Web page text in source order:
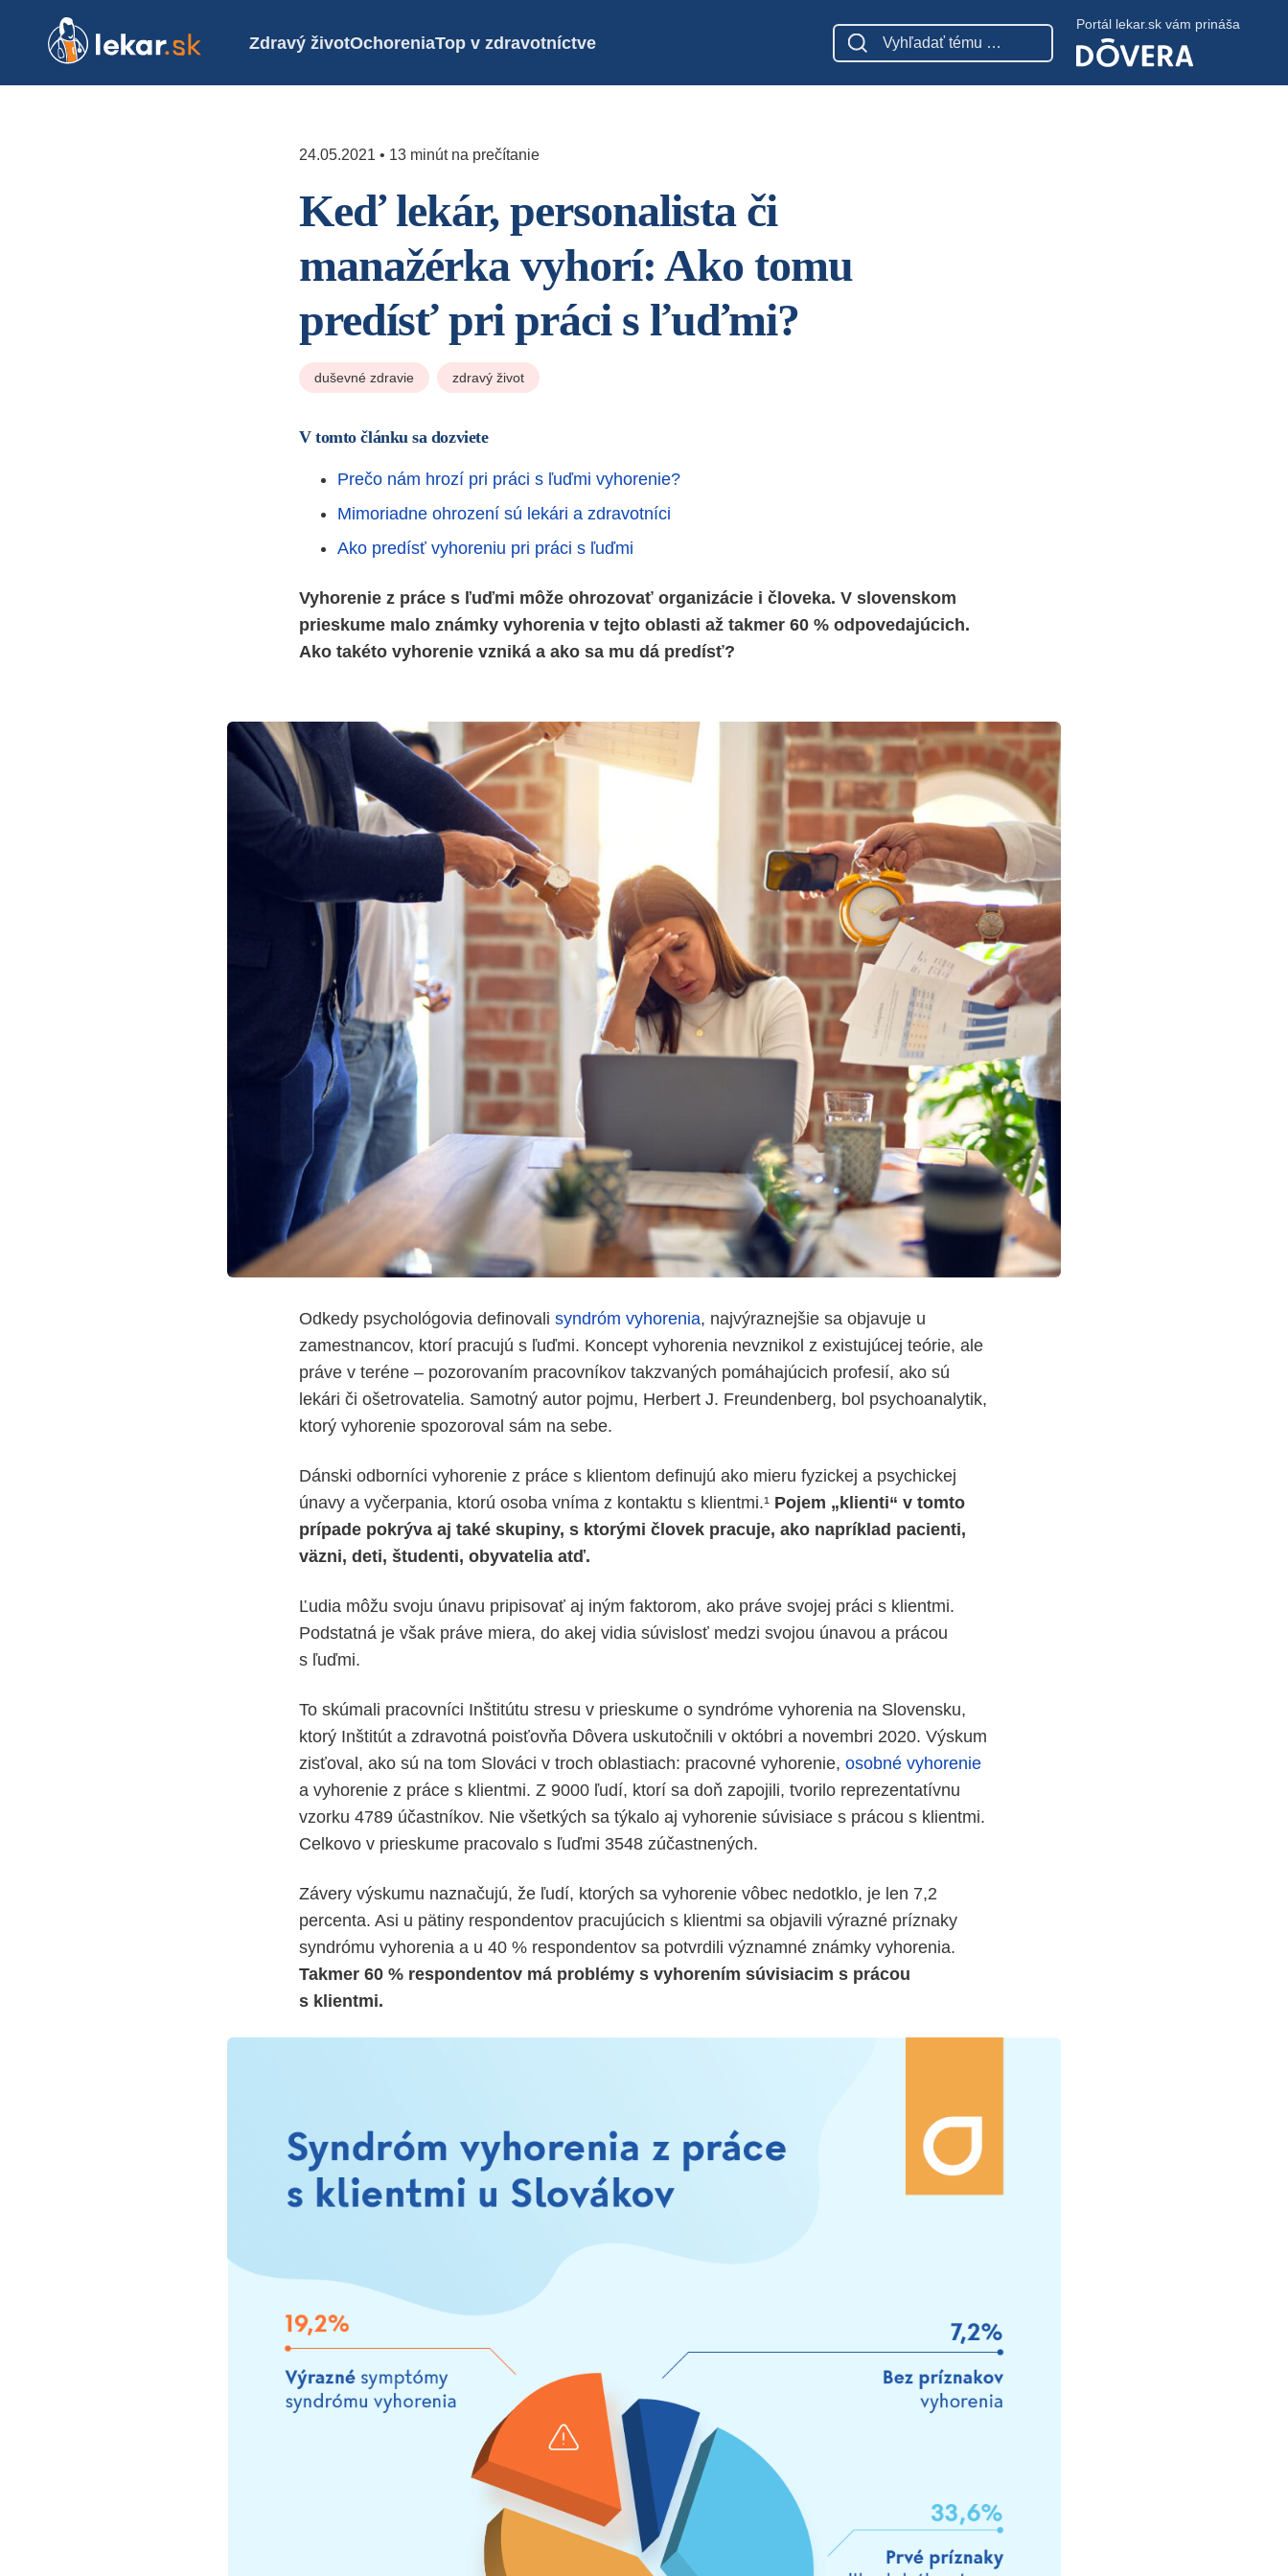
Zdravý životOchoreniaTop v zdravotníctve
Portál lekar.sk vám prináša
24.05.2021 • 13 minút na prečítanie
Keď lekár, personalista či
manažérka vyhorí: Ako tomu
predísť pri práci s ľuďmi?
duševné zdravie zdravý život
V tomto článku sa dozviete
Prečo nám hrozí pri práci s ľuďmi vyhorenie?
Mimoriadne ohrození sú lekári a zdravotníci
Ako predísť vyhoreniu pri práci s ľuďmi
Vyhorenie z práce s ľuďmi môže ohrozovať organizácie i človeka. V slovenskom
prieskume malo známky vyhorenia v tejto oblasti až takmer 60 % odpovedajúcich.
Ako takéto vyhorenie vzniká a ako sa mu dá predísť?
Odkedy psychológovia definovali syndróm vyhorenia, najvýraznejšie sa objavuje u
zamestnancov, ktorí pracujú s ľuďmi. Koncept vyhorenia nevznikol z existujúcej teórie, ale
práve v teréne – pozorovaním pracovníkov takzvaných pomáhajúcich profesií, ako sú
lekári či ošetrovatelia. Samotný autor pojmu, Herbert J. Freundenberg, bol psychoanalytik,
ktorý vyhorenie spozoroval sám na sebe.
Dánski odborníci vyhorenie z práce s klientom definujú ako mieru fyzickej a psychickej
únavy a vyčerpania, ktorú osoba vníma z kontaktu s klientmi.¹ Pojem „klienti“ v tomto
prípade pokrýva aj také skupiny, s ktorými človek pracuje, ako napríklad pacienti,
väzni, deti, študenti, obyvatelia atď.
Ľudia môžu svoju únavu pripisovať aj iným faktorom, ako práve svojej práci s klientmi.
Podstatná je však práve miera, do akej vidia súvislosť medzi svojou únavou a prácou
s ľuďmi.
To skúmali pracovníci Inštitútu stresu v prieskume o syndróme vyhorenia na Slovensku,
ktorý Inštitút a zdravotná poisťovňa Dôvera uskutočnili v októbri a novembri 2020. Výskum
zisťoval, ako sú na tom Slováci v troch oblastiach: pracovné vyhorenie, osobné vyhorenie
a vyhorenie z práce s klientmi. Z 9000 ľudí, ktorí sa doň zapojili, tvorilo reprezentatívnu
vzorku 4789 účastníkov. Nie všetkých sa týkalo aj vyhorenie súvisiace s prácou s klientmi.
Celkovo v prieskume pracovalo s ľuďmi 3548 zúčastnených.
Závery výskumu naznačujú, že ľudí, ktorých sa vyhorenie vôbec nedotklo, je len 7,2
percenta. Asi u pätiny respondentov pracujúcich s klientmi sa objavili výrazné príznaky
syndrómu vyhorenia a u 40 % respondentov sa potvrdili významné známky vyhorenia.
Takmer 60 % respondentov má problémy s vyhorením súvisiacim s prácou
s klientmi.